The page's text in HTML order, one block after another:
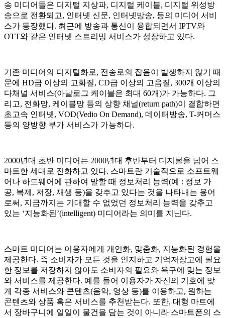
송 미디어들은 디지털 지상파, 디지털 케이블, 디지털 위성방
송으로 전환되고, 인터넷 신문, 인터넷방송, 등의 미디어 서비
스가 등장했다. 최근에 방송과 통신이 융합되면서 IPTV와
OTT와 같은 인터넷 스트리밍 서비스가 성장하고 있다.
기존 미디어의 디지털화로, 전송로의 잡음이 발생하지 않기 때
문에 HD급 이상의 고화질, CD급 이상의 고음질, 300개 이상의
다채널 서비스(아날로그 케이블은 최대 60개)가 가능하다. 그
리고, 전화망, 케이블망 등의 상향 채널(return path)이 결합하면
초고속 인터넷, VOD(Vedio On Demand), 데이터방송, T-커머스
등의 양방향 부가 서비스가 가능하다.
2000년대 초반 미디어는 2000년대 후반부터 디지털을 넘어 스
마트한 세대로 진화하고 있다. 스마트란 기술적으로 소프트웨
어나 하드웨어에 관하여 말할 때 정보처리 능력(예 : 정보 가
공, 복제, 저장, 재생 등)을 갖추고 있다는 것을 나타내는 용어
로써, 지금까지는 기대할 수 없었던 정보처리 능력을 갖추고
있는 ‘지능화된’(intelligent) 미디어라는 의미를 지닌다.
스마트 미디어는 이용자에게 개인화, 맞춤화, 지능화된 경험을
제공한다. 즉 소비자가 모든 것을 인지하고 기억저장고에 필요
한 정보를 저장하지 않아도 소비자의 필요와 욕구에 맞는 정보
와 서비스를 제공한다. 예를 들어 이용자가 자신의 기호에 맞
게 각종 서비스와 콘텐츠(음악, 영상 등)를 이용하고, 원하는
콘텐츠와 상품 혹은 서비스를 추천받는다. 또한, 대형 마트에
서 장바구니에 일일이 물건을 담는 것이 아니라 스마트폰의 스